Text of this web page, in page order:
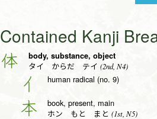
Contained Kanji
体 body, substance, object
タイ からだ テイ (2nd, N4)
亻 human radical (no. 9)
本 book, present, main
ホン もと まと (1st, N5)